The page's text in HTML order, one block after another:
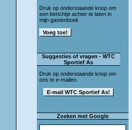
Druk op onderstaande knop om
een berichtje achter te laten in
mijn gastenboek
Suggesties of vragen - WTC
Sportief As
Druk op onderstaande knop om
ons te e-mailen.
Zoeken met Google